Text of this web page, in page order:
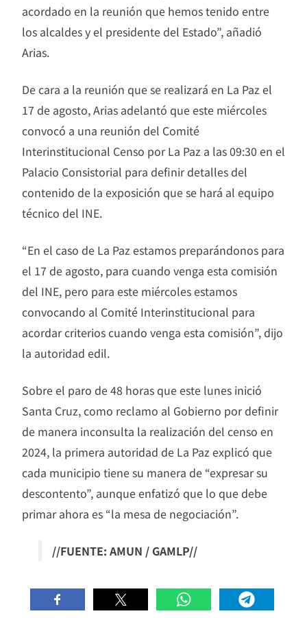
acordado en la reunión que hemos tenido entre
los alcaldes y el presidente del Estado”, añadió
Arias.
De cara a la reunión que se realizará en La Paz el
17 de agosto, Arias adelantó que este miércoles
convocó a una reunión del Comité
Interinstitucional Censo por La Paz a las 09:30 en el
Palacio Consistorial para definir detalles del
contenido de la exposición que se hará al equipo
técnico del INE.
“En el caso de La Paz estamos preparándonos para
el 17 de agosto, para cuando venga esta comisión
del INE, pero para este miércoles estamos
convocando al Comité Interinstitucional para
acordar criterios cuando venga esta comisión”, dijo
la autoridad edil.
Sobre el paro de 48 horas que este lunes inició
Santa Cruz, como reclamo al Gobierno por definir
de manera inconsulta la realización del censo en
2024, la primera autoridad de La Paz explicó que
cada municipio tiene su manera de “expresar su
descontento”, aunque enfatizó que lo que debe
primar ahora es “la mesa de negociación”.
//FUENTE: AMUN / GAMLP//